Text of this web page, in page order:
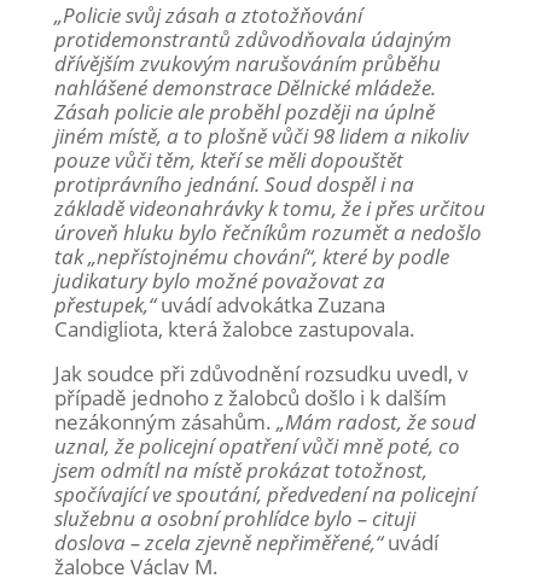
„Policie svůj zásah a ztotožňování
protidemonstrantů zdůvodňovala údajným
dřívějším zvukovým narušováním průběhu
nahlášené demonstrace Dělnické mládeže.
Zásah policie ale proběhl později na úplně
jiném místě, a to plošně vůči 98 lidem a nikoliv
pouze vůči těm, kteří se měli dopouštět
protiprávního jednání. Soud dospěl i na
základě videonahrávky k tomu, že i přes určitou
úroveň hluku bylo řečníkům rozumět a nedošlo
tak „nepřístojnému chování“, které by podle
judikatury bylo možné považovat za
přestupek,“uvádí advokátka Zuzana
Candigliota, která žalobce zastupovala.
Jak soudce při zdůvodnění rozsudku uvedl, v
případě jednoho z žalobců došlo i k dalším
nezákonným zásahům. „Mám radost, že soud
uznal, že policejní opatření vůči mně poté, co
jsem odmítl na místě prokázat totožnost,
spočívající ve spoutání, předvedení na policejní
služebnu a osobní prohlídce bylo – cituji
doslova – zcela zjevně nepřiměřené,“uvádí
žalobce Václav M.